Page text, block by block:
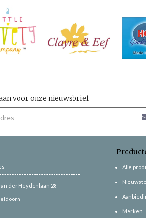
voor onze nieuwsbrief
der Heydenlaan 28
Alle
Merken